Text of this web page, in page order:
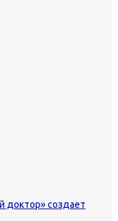
доктор» создает